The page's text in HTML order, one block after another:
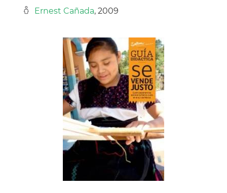
Ernest Cañada, 2009